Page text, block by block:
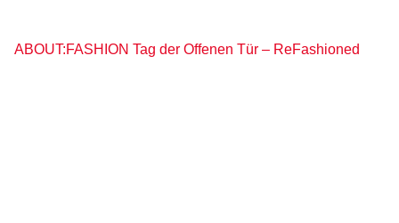
ABOUT:FASHION Tag der Offenen Tür – ReFashioned